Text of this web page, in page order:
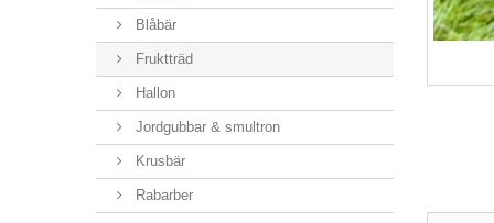
Blåbär
Fruktträd
Hallon
Jordgubbar & smultron
Krusbär
Rabarber